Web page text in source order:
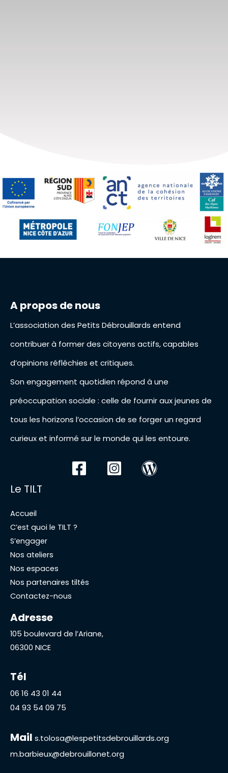
A propos de nous
L’association des Petits Débrouillards entend
contribuer à former des citoyens actifs, capables
d’opinions réfléchies et critiques.
Son engagement quotidien répond à une
préoccupation sociale : celle de fournir aux jeunes de
tous les horizons l’occasion de se forger un regard
curieux et informé sur le monde qui les entoure.
Le TILT
Accueil
C’est quoi le TILT ?
S’engager
Nos ateliers
Nos espaces
Nos partenaires tiltés
Contactez-nous
Adresse
105 boulevard de l’Ariane,
06300 NICE
Tél
06 16 43 01 44
04 93 54 09 75
Mail s.tolosa@lespetitsdebrouillards.org
m.barbieux@debrouillonet.org